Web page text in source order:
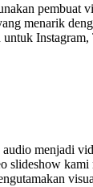
pembuat
menarik
audio menjadi
slideshow kami